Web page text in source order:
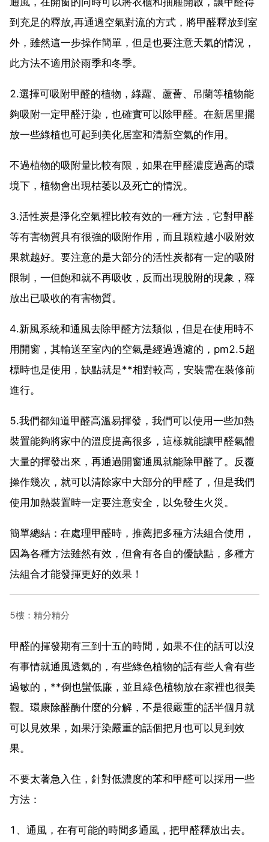
到充足的釋放,再通過空氣對流的方式，將甲醛釋放到室
外，雖然這一步操作簡單，但是也要注意天氣的情況，
此方法不適用於雨季和冬季。
2.選擇可吸附甲醛的植物，綠蘿、蘆薈、吊蘭等植物能
夠吸附一定甲醛汙染，也確實可以除甲醛。在新居里擺
放一些綠植也可起到美化居室和清新空氣的作用。
不過植物的吸附量比較有限，如果在甲醛濃度過高的環
境下，植物會出現枯萎以及死亡的情況。
3.活性炭是淨化空氣裡比較有效的一種方法，它對甲醛
等有害物質具有很強的吸附作用，而且顆粒越小吸附效
果就越好。要注意的是大部分的活性炭都有一定的吸附
限制，一但飽和就不再吸收，反而出現脫附的現象，釋
放出已吸收的有害物質。
4.新風系統和通風去除甲醛方法類似，但是在使用時不
用開窗，其輸送至室內的空氣是經過過濾的，pm2.5超
標時也是使用，缺點就是**相對較高，安裝需在裝修前
進行。
5.我們都知道甲醛高溫易揮發，我們可以使用一些加熱
裝置能夠將家中的溫度提高很多，這樣就能讓甲醛氣體
大量的揮發出來，再通過開窗通風就能除甲醛了。反覆
操作幾次，就可以清除家中大部分的甲醛了，但是我們
使用加熱裝置時一定要注意安全，以免發生火災。
簡單總結：在處理甲醛時，推薦把多種方法組合使用，
因為各種方法雖然有效，但會有各自的優缺點，多種方
法組合才能發揮更好的效果！
5樓：精分精分
甲醛的揮發期有三到十五的時間，如果不住的話可以沒
有事情就通風透氣的，有些綠色植物的話有些人會有些
過敏的，**倒也蠻低廉，並且綠色植物放在家裡也很美
觀。環康除醛酶什麼的分解，不是很嚴重的話半個月就
可以見效果，如果汙染嚴重的話個把月也可以見到效
果。
不要太著急入住，針對低濃度的苯和甲醛可以採用一些
方法：
1、通風，在有可能的時間多通風，把甲醛釋放出去。